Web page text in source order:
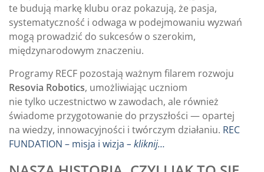
te budują markę klubu oraz pokazują, że pasja,
systematyczność i odwaga w podejmowaniu wyzwań
mogą prowadzić do sukcesów o szerokim,
międzynarodowym znaczeniu.
Programy RECF pozostają ważnym filarem rozwoju
Resovia Robotics, umożliwiając uczniom
nie tylko uczestnictwo w zawodach, ale również
świadome przygotowanie do przyszłości — opartej
na wiedzy, innowacyjności i twórczym działaniu. REC
FUNDATION – misja i wizja – kliknij…